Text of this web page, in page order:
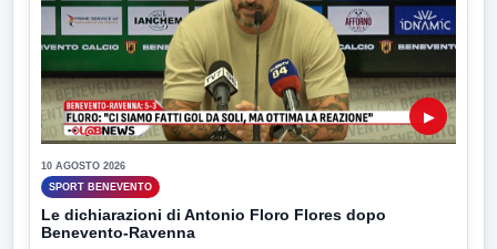
▶
10 AGOSTO 2026
SPORT BENEVENTO
Le dichiarazioni di Antonio Floro Flores dopo
Benevento-Ravenna